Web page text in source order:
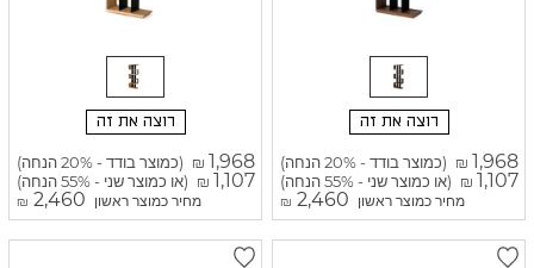
רוצה את זה
₪ 1,968 (כמוצר בודד - 20% הנחה)
₪ 1,107 (או כמוצר שני - 55% הנחה)
מחיר כמוצר ראשון ₪ 2,460
רוצה את זה
₪ 1,968 (כמוצר בודד - 20% הנחה)
₪ 1,107 (או כמוצר שני - 55% הנחה)
מחיר כמוצר ראשון ₪ 2,460